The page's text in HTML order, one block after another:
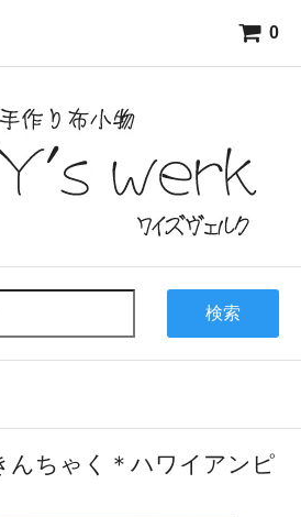
0
検索
んちゃく＊ハワイアンピ